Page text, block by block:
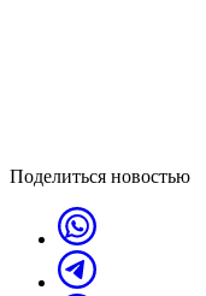
Поделиться новостью